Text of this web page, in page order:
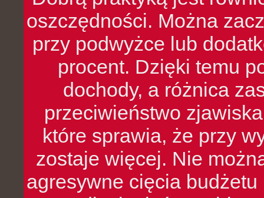
oszczędności. Można
przy podwyżce lub
procent. Dzięki temu
dochody, a różnica
przeciwieństwo
które sprawia, że przy
zostaje więcej. Nie
agresywne cięcia